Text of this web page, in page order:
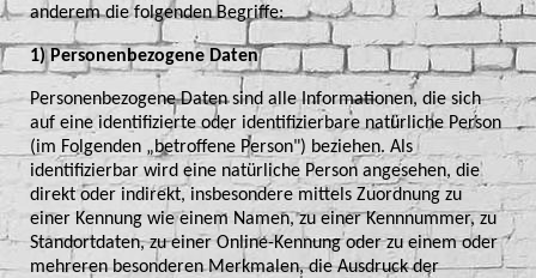
anderem die folgenden Begriffe:
1) Personenbezogene Daten
Personenbezogene Daten sind alle Informationen, die sich
auf eine identifizierte oder identifizierbare natürliche Person
(im Folgenden „betroffene Person") beziehen. Als
identifizierbar wird eine natürliche Person angesehen, die
direkt oder indirekt, insbesondere mittels Zuordnung zu
einer Kennung wie einem Namen, zu einer Kennnummer, zu
Standortdaten, zu einer Online-Kennung oder zu einem oder
mehreren besonderen Merkmalen, die Ausdruck der